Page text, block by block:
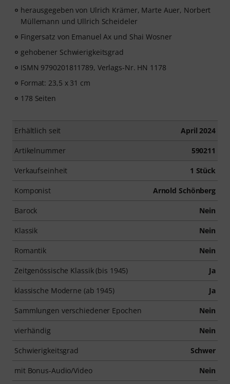
herausgegeben von Ulrich Krämer, Marte Auer, Norbert
Müllemann und Ullrich Scheideler
Fingersatz von Emanuel Ax und Shai Wosner
gehobener Schwierigkeitsgrad
ISMN 9790201811789, Verlags-Nr. HN 1178
Format: 23,5 x 31 cm
178 Seiten
Erhältlich seit April 2024
Artikelnummer 590211
Verkaufseinheit 1 Stück
Komponist Arnold Schönberg
Barock Nein
Klassik Nein
Romantik Nein
Zeitgenössische Klassik (bis 1945) Ja
klassische Moderne (ab 1945) Ja
Sammlungen verschiedener Epochen Nein
vierhändig Nein
Schwierigkeitsgrad Schwer
mit Bonus-Audio/Video Nein